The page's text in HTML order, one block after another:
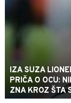
IZA SUZA
PRIČA O OCU:
ZNA KROZ ŠTA